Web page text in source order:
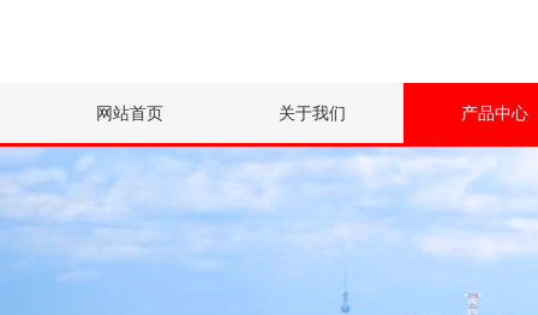
网站首页 关于我们 产品中心